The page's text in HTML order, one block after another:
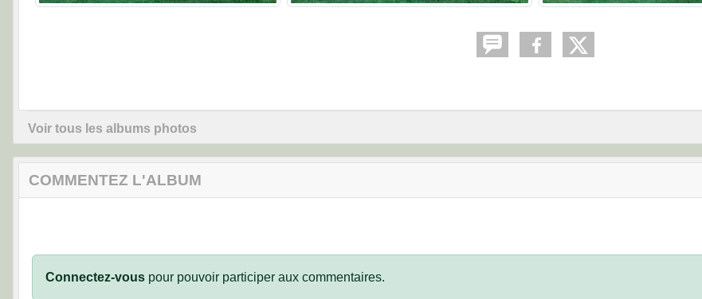
Voir tous les albums photos
COMMENTEZ L'ALBUM
Connectez-vous pour pouvoir participer aux commentaires.